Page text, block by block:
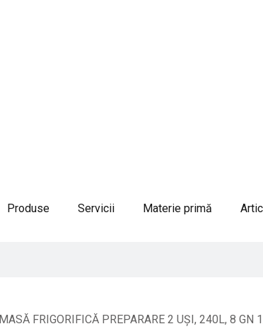
Produse Servicii Materie primă
FRIGORIFICĂ PREPARARE 2 UȘI, 240L, 8 GN